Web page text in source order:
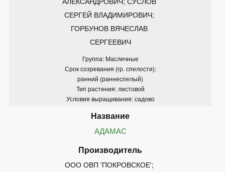
СЕРГЕЙ ВЛАДИМИРОВИЧ;
ГОРБУНОВ ВЯЧЕСЛАВ
СЕРГЕЕВИЧ
Группа: Масличные
Срок созревания (гр. спелости):
ранний (раннеспелый)
Тип растения: листовой
Условия выращивания: садово
АДАМАС
ООО ОВП 'ПОКРОВСКОЕ';